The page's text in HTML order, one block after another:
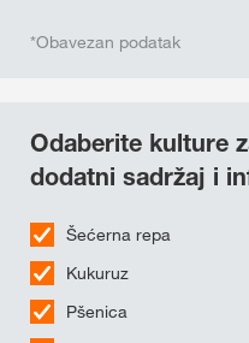
*Obavezan podatak
Odaberite kulture
dodatni sadržaj i
Šećerna repa
Kukuruz
Pšenica